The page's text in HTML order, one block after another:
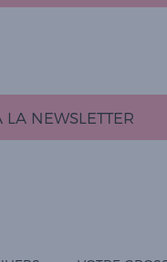
LA NEWSLETTER